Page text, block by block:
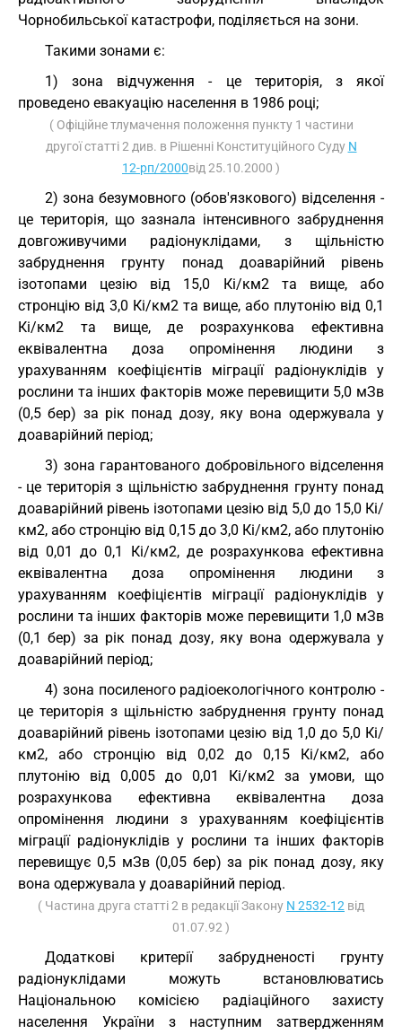
Чорнобильської катастрофи, поділяється на зони.
Такими зонами є:
1) зона відчуження - це територія, з якої
проведено евакуацію населення в 1986 році;
( Офіційне тлумачення положення пункту 1 частини
другої статті 2 див. в Рішенні Конституційного Суду N
12-рп/2000від 25.10.2000 )
2) зона безумовного (обов'язкового) відселення -
це територія, що зазнала інтенсивного забруднення
довгоживучими радіонуклідами, з щільністю
забруднення грунту понад доаварійний рівень
ізотопами цезію від 15,0 Кі/км2 та вище, або
стронцію від 3,0 Кі/км2 та вище, або плутонію від 0,1
Кі/км2 та вище, де розрахункова ефективна
еквівалентна доза опромінення людини з
урахуванням коефіцієнтів міграції радіонуклідів у
рослини та інших факторів може перевищити 5,0 мЗв
(0,5 бер) за рік понад дозу, яку вона одержувала у
доаварійний період;
3) зона гарантованого добровільного відселення
- це територія з щільністю забруднення грунту понад
доаварійний рівень ізотопами цезію від 5,0 до 15,0 Кі/
км2, або стронцію від 0,15 до 3,0 Кі/км2, або плутонію
від 0,01 до 0,1 Кі/км2, де розрахункова ефективна
еквівалентна доза опромінення людини з
урахуванням коефіцієнтів міграції радіонуклідів у
рослини та інших факторів може перевищити 1,0 мЗв
(0,1 бер) за рік понад дозу, яку вона одержувала у
доаварійний період;
4) зона посиленого радіоекологічного контролю -
це територія з щільністю забруднення грунту понад
доаварійний рівень ізотопами цезію від 1,0 до 5,0 Кі/
км2, або стронцію від 0,02 до 0,15 Кі/км2, або
плутонію від 0,005 до 0,01 Кі/км2 за умови, що
розрахункова ефективна еквівалентна доза
опромінення людини з урахуванням коефіцієнтів
міграції радіонуклідів у рослини та інших факторів
перевищує 0,5 мЗв (0,05 бер) за рік понад дозу, яку
вона одержувала у доаварійний період.
( Частина друга статті 2 в редакції Закону N 2532-12 від
01.07.92 )
Додаткові критерії забрудненості грунту
радіонуклідами можуть встановлюватись
Національною комісією радіаційного захисту
населення України з наступним затвердженням